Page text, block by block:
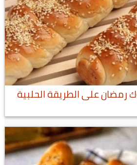
على الطريقة الحلبية